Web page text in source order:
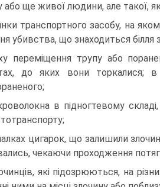
або ще живої людини, але такої,
транспортного засобу, на
убивства, що знаходиться білля
переміщення трупу або
до яких вони торкалися;
в підногтевому
цигарок, що залишили
чекаючи проходження
які підозрюються, на